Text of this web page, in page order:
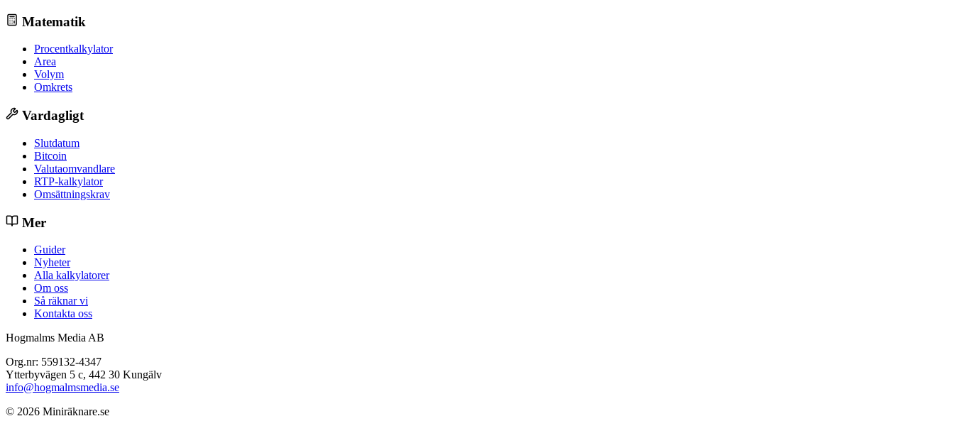
Matematik
Procentkalkylator
Area
Volym
Omkrets
Vardagligt
Slutdatum
Bitcoin
Valutaomvandlare
RTP-kalkylator
Omsättningskrav
Mer
Guider
Nyheter
Alla kalkylatorer
Om oss
Så räknar vi
Kontakta oss
Hogmalms Media AB
Org.nr: 559132-4347
Ytterbyvägen 5 c, 442 30 Kungälv
info@hogmalmsmedia.se
© 2026 Miniräknare.se